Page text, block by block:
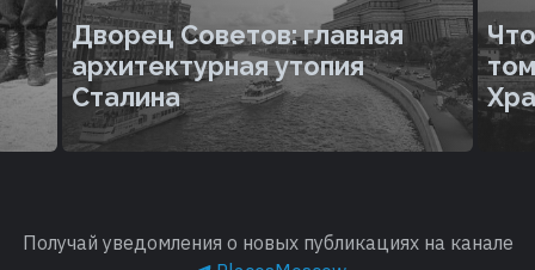
Дворец Советов: главная
архитектурная утопия
Сталина
Получай уведомления о новых публикациях на канале